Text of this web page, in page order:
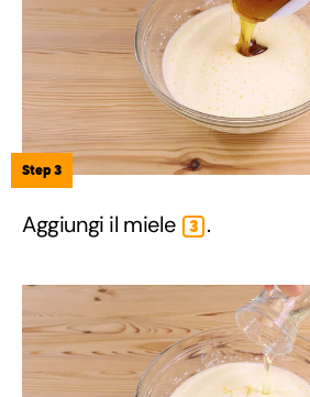
Step 3
Aggiungi il miele 3 .